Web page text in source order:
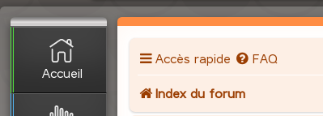
Accueil
Accès rapide FAQ
Index du forum